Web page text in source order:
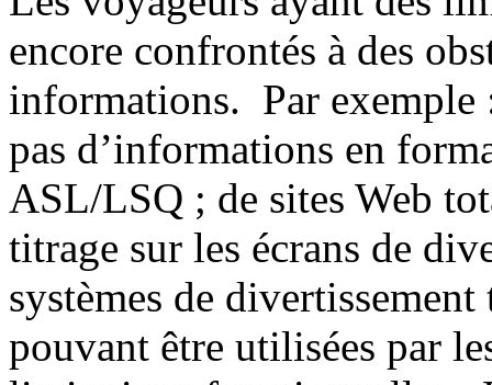
encore confrontés à des
informations. Par exemple
pas d’informations en
ASL/LSQ ; de sites Web
titrage sur les écrans de
systèmes de
pouvant être utilisées par